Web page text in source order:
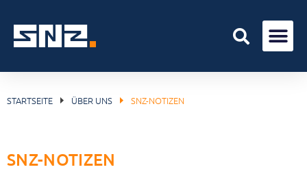
STARTSEITE ÜBER UNS SNZ-NOTIZEN
SNZ-NOTIZEN